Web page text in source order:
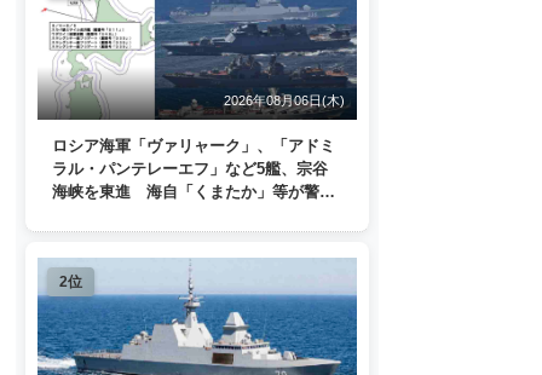
2026年08月06日(木)
ロシア海軍「ヴァリャーク」、「アドミ
ラル・パンテレーエフ」など5艦、宗谷
海峡を東進 海自「くまたか」等が警戒
2位